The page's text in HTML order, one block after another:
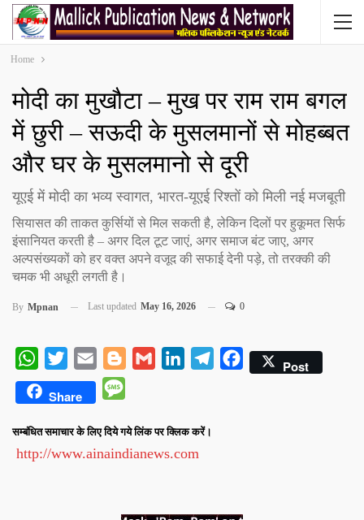
Home
मोदी का मुखौटा – मुख पर राम राम बगल
में छुरी – सऊदी के मुसलमानों से मोहब्बत
और घर के मुसलमानो से दूरी
यूएई में मोदी का भव्य स्वागत, भारत-यूएई रिश्तों को मिली नई मजबूती
सियासत की ताकत कुर्सियों से मिल सकती है, लेकिन दिलों पर हुकूमत सिर्फ
इंसानियत करती है – अगर दिल टूट जाएं, अगर समाज बंट जाए, अगर
अल्पसंख्यकों को हर वक्त अपने वजूद की सफाई देनी पड़े, तो तरक्की की
चमक भी अधूरी लगती है।
By Mpnan Last updated May 16, 2026 0
WhatsApp
Twitter Email BloggerGmail LinkedInTelegramFacebookPost
Share
सम्बंधित समाचार के लिए दिये गये लिंक पर क्लिक करें।
http://www.ainaindianews.com